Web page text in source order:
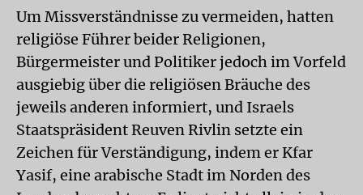
Um Missverständnisse zu vermeiden, hatten
religiöse Führer beider Religionen,
Bürgermeister und Politiker jedoch im Vorfeld
ausgiebig über die religiösen Bräuche des
jeweils anderen informiert, und Israels
Staatspräsident Reuven Rivlin setzte ein
Zeichen für Verständigung, indem er Kfar
Yasif, eine arabische Stadt im Norden des